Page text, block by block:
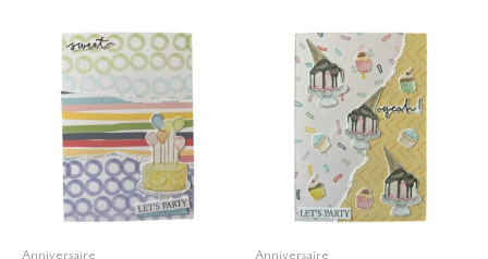
Anniversaire Anniversaire